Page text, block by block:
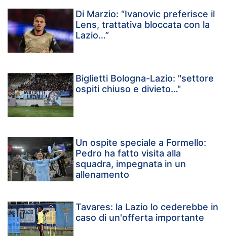
Di Marzio: “Ivanovic preferisce il
Lens, trattativa bloccata con la
Lazio…”
Biglietti Bologna-Lazio: "settore
ospiti chiuso e divieto…"
Un ospite speciale a Formello:
Pedro ha fatto visita alla
squadra, impegnata in un
allenamento
Tavares: la Lazio lo cederebbe in
caso di un'offerta importante